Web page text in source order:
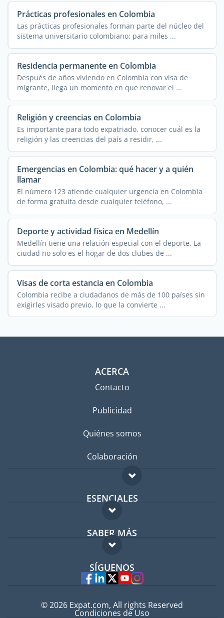
Prácticas profesionales en Colombia
Las prácticas profesionales forman parte del núcleo del
sistema universitario colombiano: para miles ...
Residencia permanente en Colombia
Después de años viviendo en Colombia con visa de
migrante, llega un momento en que renovar el ...
Religión y creencias en Colombia
Es importante para todo expatriado, conocer cuál es la
religión y las creencias del país a residir, ...
Emergencias en Colombia: qué hacer y a quién
llamar
El número 123 atiende cualquier urgencia en Colombia
de forma gratuita desde cualquier teléfono, ...
Deporte y actividad física en Medellín
Medellín tiene una relación especial con el deporte. La
ciudad no solo es el hogar de dos clubes de ...
Visas de corta estancia en Colombia
Colombia recibe a ciudadanos de más de 100 países sin
exigirles visado previo, lo que la convierte ...
ACERCA
Contacto
Publicidad
Quiénes somos
Colaboración
ESENCIALES
Foro para expatriados
Guía para expatriados
Trabajos en el extranjero
SABER MÁS
FAQ
Expertos
SÍGUENOS
© 2026 Expat.com, All rights Reserved
Condiciones de Uso